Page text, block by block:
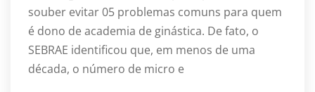
souber evitar 05 problemas comuns para quem
é dono de academia de ginástica. De fato, o
SEBRAE identificou que, em menos de uma
década, o número de micro e